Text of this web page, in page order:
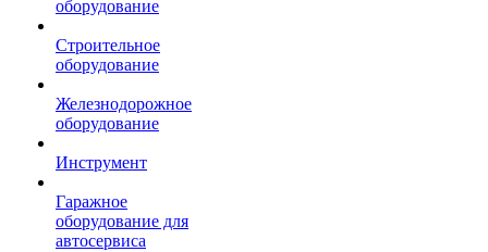
оборудование
Строительное
оборудование
Железнодорожное
оборудование
Инструмент
Гаражное
оборудование для
автосервиса